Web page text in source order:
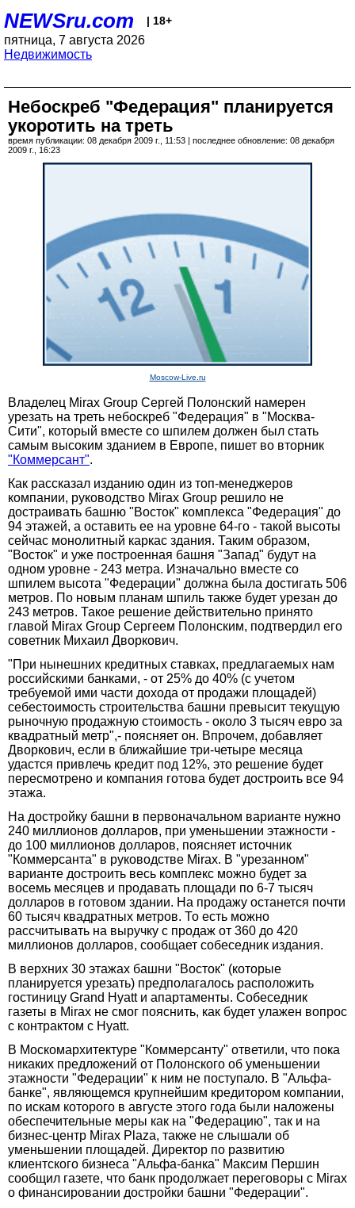
NEWSru.com | 18+
пятница, 7 августа 2026
Недвижимость
Небоскреб "Федерация" планируется
укоротить на треть
время публикации: 08 декабря 2009 г., 11:53 | последнее обновление: 08 декабря
2009 г., 16:23
Moscow-Live.ru
Владелец Mirax Group Сергей Полонский намерен
урезать на треть небоскреб "Федерация" в "Москва-
Сити", который вместе со шпилем должен был стать
самым высоким зданием в Европе, пишет во вторник
"Коммерсант".
Как рассказал изданию один из топ-менеджеров
компании, руководство Mirax Group решило не
достраивать башню "Восток" комплекса "Федерация" до
94 этажей, а оставить ее на уровне 64-го - такой высоты
сейчас монолитный каркас здания. Таким образом,
"Восток" и уже построенная башня "Запад" будут на
одном уровне - 243 метра. Изначально вместе со
шпилем высота "Федерации" должна была достигать 506
метров. По новым планам шпиль также будет урезан до
243 метров. Такое решение действительно принято
главой Mirax Group Сергеем Полонским, подтвердил его
советник Михаил Дворкович.
"При нынешних кредитных ставках, предлагаемых нам
российскими банками, - от 25% до 40% (с учетом
требуемой ими части дохода от продажи площадей)
себестоимость строительства башни превысит текущую
рыночную продажную стоимость - около 3 тысяч евро за
квадратный метр",- поясняет он. Впрочем, добавляет
Дворкович, если в ближайшие три-четыре месяца
удастся привлечь кредит под 12%, это решение будет
пересмотрено и компания готова будет достроить все 94
этажа.
На достройку башни в первоначальном варианте нужно
240 миллионов долларов, при уменьшении этажности -
до 100 миллионов долларов, поясняет источник
"Коммерсанта" в руководстве Mirax. В "урезанном"
варианте достроить весь комплекс можно будет за
восемь месяцев и продавать площади по 6-7 тысяч
долларов в готовом здании. На продажу останется почти
60 тысяч квадратных метров. То есть можно
рассчитывать на выручку с продаж от 360 до 420
миллионов долларов, сообщает собеседник издания.
В верхних 30 этажах башни "Восток" (которые
планируется урезать) предполагалось расположить
гостиницу Grand Hyatt и апартаменты. Собеседник
газеты в Mirax не смог пояснить, как будет улажен вопрос
с контрактом с Hyatt.
В Москомархитектуре "Коммерсанту" ответили, что пока
никаких предложений от Полонского об уменьшении
этажности "Федерации" к ним не поступало. В "Альфа-
банке", являющемся крупнейшим кредитором компании,
по искам которого в августе этого года были наложены
обеспечительные меры как на "Федерацию", так и на
бизнес-центр Mirax Plaza, также не слышали об
уменьшении площадей. Директор по развитию
клиентского бизнеса "Альфа-банка" Максим Першин
сообщил газете, что банк продолжает переговоры с Mirax
о финансировании достройки башни "Федерации".